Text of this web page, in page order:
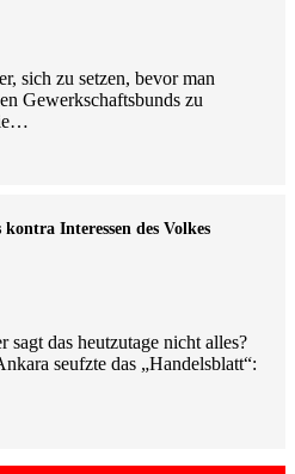
sich zu setzen, bevor man
Gewerkschaftsbunds zu
Inte­ressen des Volkes
sagt das heutzutage nicht alles?
seufzte das „Handelsblatt“: